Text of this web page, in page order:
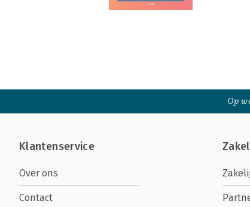
Op
Klantenservice
Over ons
Contact